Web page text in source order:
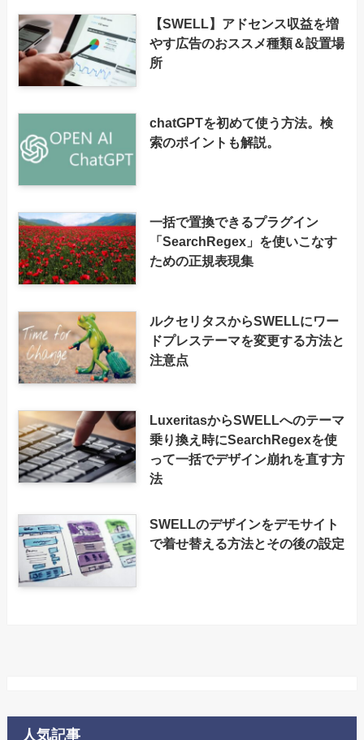
【SWELL】アドセンス収益を増
やす広告のおススメ種類＆設置場
所
chatGPTを初めて使う方法。検
索のポイントも解説。
一括で置換できるプラグイン
「SearchRegex」を使いこなす
ための正規表現集
ルクセリタスからSWELLにワー
ドプレステーマを変更する方法と
注意点
LuxeritasからSWELLへのテーマ
乗り換え時にSearchRegexを使
って一括でデザイン崩れを直す方
法
SWELLのデザインをデモサイト
で着せ替える方法とその後の設定
人気記事